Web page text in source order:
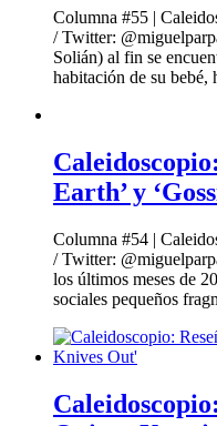
Columna #55 |
/ Twitter:
Solián) al fin se
habitación de su bebé,
Earth’ y
Columna #54 |
/ Twitter:
los últimos meses de
sociales pequeños